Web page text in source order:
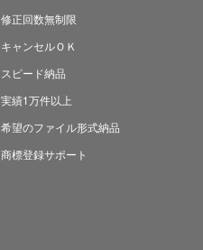
修正回数無制限
キャンセルＯＫ
スピード納品
実績1万件以上
希望のファイル形式納品
商標登録サポート